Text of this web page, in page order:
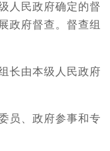
人民政府确定的督
政府督查。督查组
由本级人民政府
、政府参事和专